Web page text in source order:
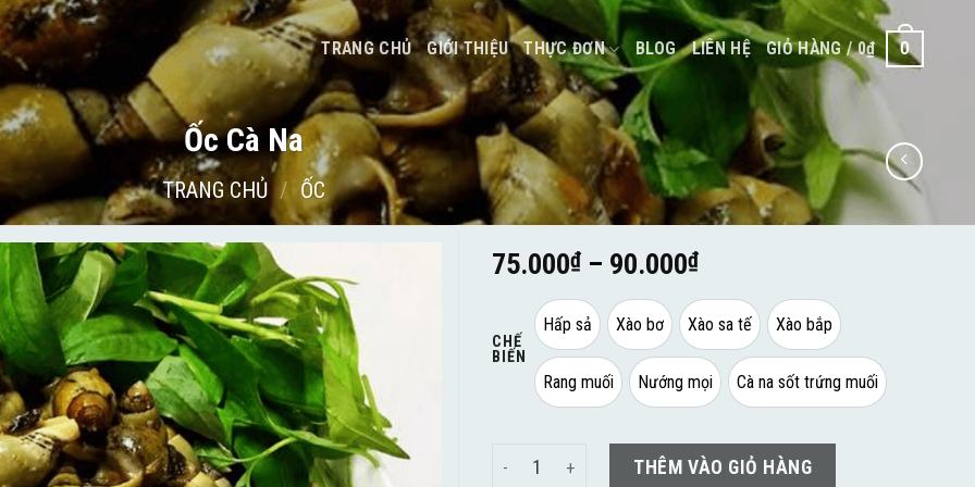
TRANG CHỦ GIỚI THIỆU THỰC ĐƠN BLOG LIÊN HỆ GIỎ HÀNG /0₫ 0
Ốc Cà Na
TRANG CHỦ / ỐC
75.000₫ – 90.000₫
CHẾ
BIẾN
Hấp sả Xào bơ Xào sa tế Xào bắp
Rang muối Nướng mọi Cà na sốt trứng muối
Ốc Cà Na số lượng
THÊM VÀO GIỎ HÀNG